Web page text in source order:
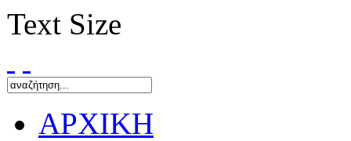
Text Size
ΑΡΧΙΚΗ